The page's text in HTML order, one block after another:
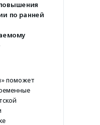
по ранней
поможет